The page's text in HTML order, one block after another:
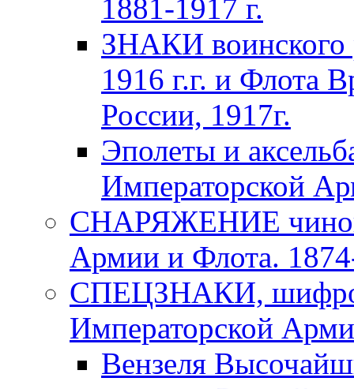
1881-1917 г.
ЗНАКИ воинского
1916 г.г. и Флота
России, 1917г.
Эполеты и
Императорской
СНАРЯЖЕНИЕ чинов
Армии и Флота.
СПЕЦЗНАКИ,
Императорской
Вензеля